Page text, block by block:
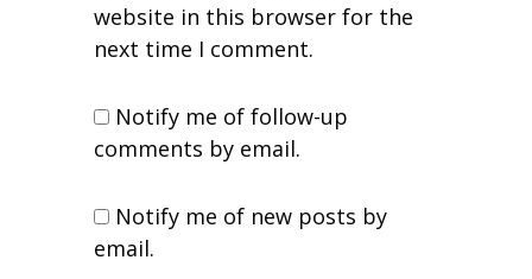
website in this browser for the
next time I comment.
Notify me of follow-up
comments by email.
Notify me of new posts by
email.